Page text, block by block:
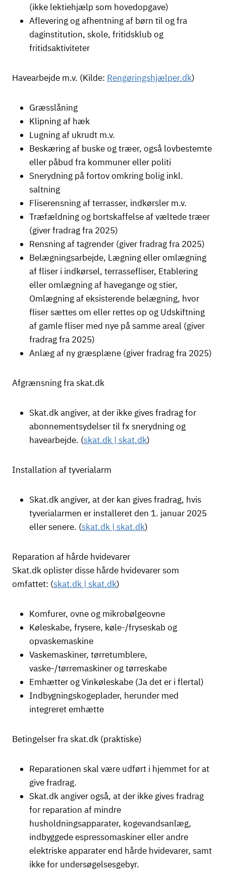
(ikke lektiehjælp som hovedopgave)
Aflevering og afhentning af børn til og fra
daginstitution, skole, fritidsklub og
fritidsaktiviteter
Havearbejde m.v. (Kilde: Rengøringshjælper.dk)
Græsslåning
Klipning af hæk
Lugning af ukrudt m.v.
Beskæring af buske og træer, også lovbestemte
eller påbud fra kommuner eller politi
Snerydning på fortov omkring bolig inkl.
saltning
Fliserensning af terrasser, indkørsler m.v.
Træfældning og bortskaffelse af væltede træer
(giver fradrag fra 2025)
Rensning af tagrender (giver fradrag fra 2025)
Belægningsarbejde, Lægning eller omlægning
af fliser i indkørsel, terrassefliser, Etablering
eller omlægning af havegange og stier,
Omlægning af eksisterende belægning, hvor
fliser sættes om eller rettes op og Udskiftning
af gamle fliser med nye på samme areal (giver
fradrag fra 2025)
Anlæg af ny græsplæne (giver fradrag fra 2025)
Afgrænsning fra skat.dk
Skat.dk angiver, at der ikke gives fradrag for
abonnementsydelser til fx snerydning og
havearbejde. (skat.dk | skat.dk)
Installation af tyverialarm
Skat.dk angiver, at der kan gives fradrag, hvis
tyverialarmen er installeret den 1. januar 2025
eller senere. (skat.dk | skat.dk)
Reparation af hårde hvidevarer
Skat.dk oplister disse hårde hvidevarer som
omfattet: (skat.dk | skat.dk)
Komfurer, ovne og mikrobølgeovne
Køleskabe, frysere, køle-/fryseskab og
opvaskemaskine
Vaskemaskiner, tørretumblere,
vaske-/tørremaskiner og tørreskabe
Emhætter og Vinkøleskabe (Ja det er i flertal)
Indbygningskogeplader, herunder med
integreret emhætte
Betingelser fra skat.dk (praktiske)
Reparationen skal være udført i hjemmet for at
give fradrag.
Skat.dk angiver også, at der ikke gives fradrag
for reparation af mindre
husholdningsapparater, kogevandsanlæg,
indbyggede espressomaskiner eller andre
elektriske apparater end hårde hvidevarer, samt
ikke for undersøgelsesgebyr.